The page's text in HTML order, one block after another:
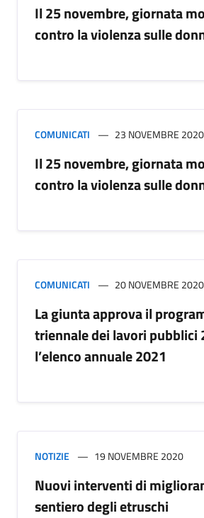
Il 25 novembre, giornata
contro la violenza sulle
COMUNICATI 23 NOVEMBRE 2020
Il 25 novembre, giornata
contro la violenza sulle
COMUNICATI 20 NOVEMBRE 2020
La giunta approva il
triennale dei lavori pubblici
l’elenco annuale 2021
NOTIZIE 19 NOVEMBRE 2020
Nuovi interventi di
sentiero degli etruschi